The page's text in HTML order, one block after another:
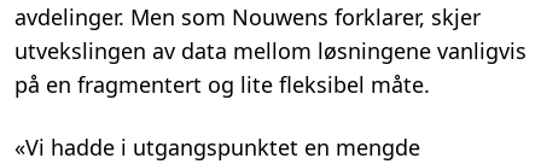
avdelinger. Men som Nouwens forklarer, skjer
utvekslingen av data mellom løsningene vanligvis
på en fragmentert og lite fleksibel måte.
«Vi hadde i utgangspunktet en mengde